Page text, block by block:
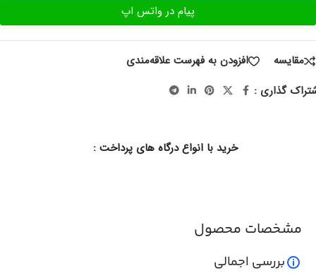
پیام در واتس اپ
مقایسه
افزودن به فهرست علاقه‌مندی
گذاری :
خرید با انواع درگاه های پرداخت :
مشخصات محصول
بررسی اجمالی